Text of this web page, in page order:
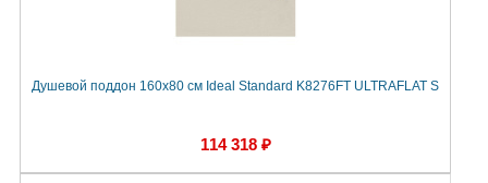
Душевой поддон 160х80 см Ideal Standard K8276FT ULTRAFLAT S
114 318 ₽